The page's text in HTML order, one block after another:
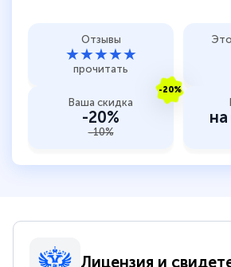
Отзывы
★★★★★
прочитать
-20%
Ваша скидка
-20%
-10%
Лицензия и